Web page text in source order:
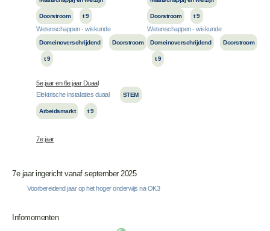
Doorstroom t 9
Wetenschappen - wiskunde
Domeinoverschrijdend Doorstroom
t 9
Doorstroom t 9
Wetenschappen - wiskunde
Domeinoverschrijdend Doorstroom
t 9
5e jaar en 6e jaar Duaal
Elektrische installaties duaal
STEM
Arbeidsmarkt t 9
7e jaar
7e jaar ingericht vanaf september 2025
Voorbereidend jaar op het hoger onderwijs na OK3
Infomomenten